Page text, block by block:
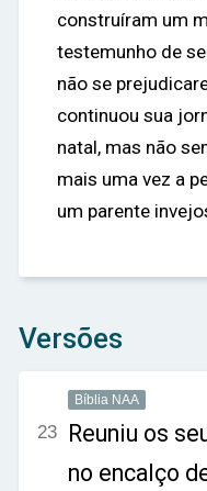
construíram um
testemunho de
não se
continuou sua
natal, mas não
mais uma vez a
um parente
Versões
Bíblia NAA
23 Reuniu os
no encalço